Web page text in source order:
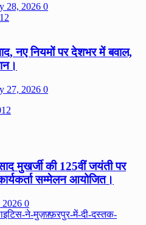
28, 2026 0
नए नियमों पर देशभर में बवाल,
27, 2026 0
मुखर्जी की 125वीं जयंती पर
सम्मेलन आयोजित।
2026 0